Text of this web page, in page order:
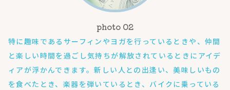
特に趣味であるサーフィンやヨガを行っているときや、仲間
と楽しい時間を過ごし気持ちが解放されているときにアイデ
ィアが浮かんできます。新しい人との出逢い、美味しいもの
を食べたとき、楽器を弾いているとき、バイクに乗っている